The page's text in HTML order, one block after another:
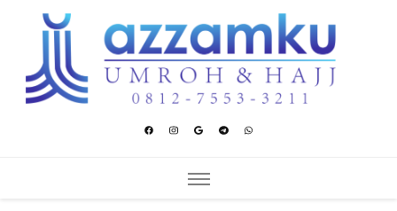
Azzamku Umroh dan Hajj